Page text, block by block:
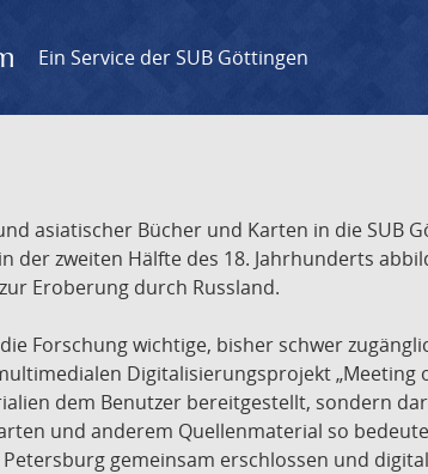
Ein Service der SUB Göttingen
asiatischer Bücher und Karten in die SUB
zweiten Hälfte des 18. Jahrhunderts
Eroberung durch Russland.
Forschung wichtige, bisher schwer
Digitalisierungsprojekt „Meeting
dem Benutzer bereitgestellt, sondern
und anderem Quellenmaterial so
gemeinsam erschlossen und